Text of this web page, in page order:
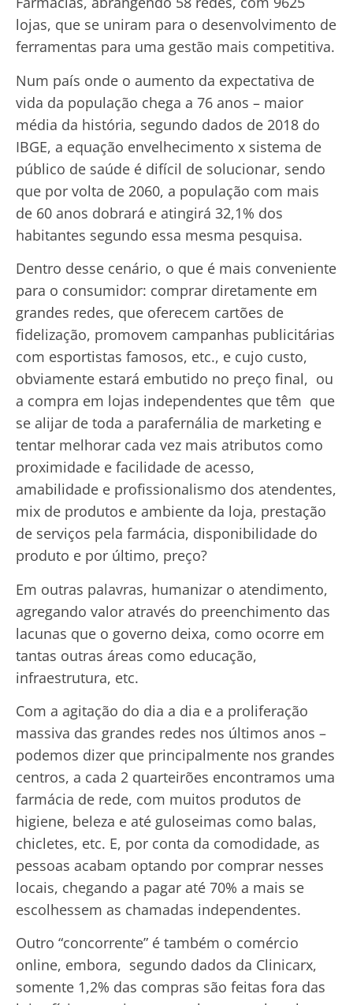
lojas, que se uniram para o desenvolvimento de
ferramentas para uma gestão mais competitiva.
Num país onde o aumento da expectativa de
vida da população chega a 76 anos – maior
média da história, segundo dados de 2018 do
IBGE, a equação envelhecimento x sistema de
público de saúde é difícil de solucionar, sendo
que por volta de 2060, a população com mais
de 60 anos dobrará e atingirá 32,1% dos
habitantes segundo essa mesma pesquisa.
Dentro desse cenário, o que é mais conveniente
para o consumidor: comprar diretamente em
grandes redes, que oferecem cartões de
fidelização, promovem campanhas publicitárias
com esportistas famosos, etc., e cujo custo,
obviamente estará embutido no preço final, ou
a compra em lojas independentes que têm que
se alijar de toda a parafernália de marketing e
tentar melhorar cada vez mais atributos como
proximidade e facilidade de acesso,
amabilidade e profissionalismo dos atendentes,
mix de produtos e ambiente da loja, prestação
de serviços pela farmácia, disponibilidade do
produto e por último, preço?
Em outras palavras, humanizar o atendimento,
agregando valor através do preenchimento das
lacunas que o governo deixa, como ocorre em
tantas outras áreas como educação,
infraestrutura, etc.
Com a agitação do dia a dia e a proliferação
massiva das grandes redes nos últimos anos –
podemos dizer que principalmente nos grandes
centros, a cada 2 quarteirões encontramos uma
farmácia de rede, com muitos produtos de
higiene, beleza e até guloseimas como balas,
chicletes, etc. E, por conta da comodidade, as
pessoas acabam optando por comprar nesses
locais, chegando a pagar até 70% a mais se
escolhessem as chamadas independentes.
Outro “concorrente” é também o comércio
online, embora, segundo dados da Clinicarx,
somente 1,2% das compras são feitas fora das